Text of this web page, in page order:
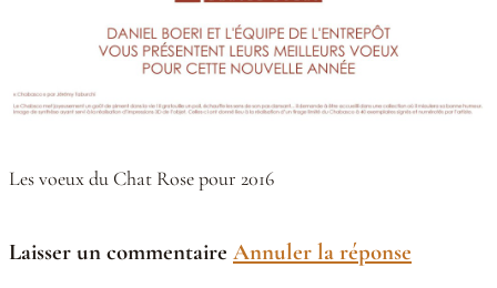
Les voeux du Chat Rose pour 2016
Laisser un commentaire Annuler la réponse